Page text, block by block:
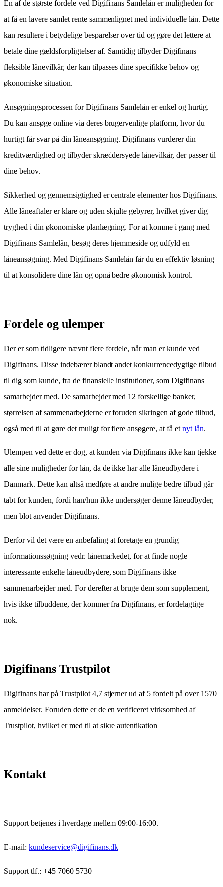
En af de største fordele ved Digifinans Samlelån er muligheden for
at få en lavere samlet rente sammenlignet med individuelle lån. Dette
kan resultere i betydelige besparelser over tid og gøre det lettere at
betale dine gældsforpligtelser af. Samtidig tilbyder Digifinans
fleksible lånevilkår, der kan tilpasses dine specifikke behov og
økonomiske situation.
Ansøgningsprocessen for Digifinans Samlelån er enkel og hurtig.
Du kan ansøge online via deres brugervenlige platform, hvor du
hurtigt får svar på din låneansøgning. Digifinans vurderer din
kreditværdighed og tilbyder skræddersyede lånevilkår, der passer til
dine behov.
Sikkerhed og gennemsigtighed er centrale elementer hos Digifinans.
Alle låneaftaler er klare og uden skjulte gebyrer, hvilket giver dig
tryghed i din økonomiske planlægning. For at komme i gang med
Digifinans Samlelån, besøg deres hjemmeside og udfyld en
låneansøgning. Med Digifinans Samlelån får du en effektiv løsning
til at konsolidere dine lån og opnå bedre økonomisk kontrol.
Fordele og ulemper
Der er som tidligere nævnt flere fordele, når man er kunde ved
Digifinans. Disse indebærer blandt andet konkurrencedygtige tilbud
til dig som kunde, fra de finansielle institutioner, som Digifinans
samarbejder med. De samarbejder med 12 forskellige banker,
størrelsen af sammenarbejderne er foruden sikringen af gode tilbud,
også med til at gøre det muligt for flere ansøgere, at få et nyt lån.
Ulempen ved dette er dog, at kunden via Digifinans ikke kan tjekke
alle sine muligheder for lån, da de ikke har alle låneudbydere i
Danmark. Dette kan altså medføre at andre mulige bedre tilbud går
tabt for kunden, fordi han/hun ikke undersøger denne låneudbyder,
men blot anvender Digifinans.
Derfor vil det være en anbefaling at foretage en grundig
informationssøgning vedr. lånemarkedet, for at finde nogle
interessante enkelte låneudbydere, som Digifinans ikke
sammenarbejder med. For derefter at bruge dem som supplement,
hvis ikke tilbuddene, der kommer fra Digifinans, er fordelagtige
nok.
Digifinans Trustpilot
Digifinans har på Trustpilot 4,7 stjerner ud af 5 fordelt på over 1570
anmeldelser. Foruden dette er de en verificeret virksomhed af
Trustpilot, hvilket er med til at sikre autentikation
Kontakt
Support betjenes i hverdage mellem 09:00-16:00.
E-mail: kundeservice@digifinans.dk
Support tlf.: +45 7060 5730